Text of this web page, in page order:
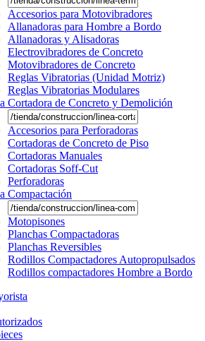
Accesorios para Motovibradores
Allanadoras para Hombre a Bordo
Allanadoras y Alisadoras
Electrovibradores de Concreto
Motovibradores de Concreto
Reglas Vibratorias (Unidad Motriz)
Reglas Vibratorias Modulares
Cortadora de Concreto y Demolición
Accesorios para Perforadoras
Cortadoras de Concreto de Piso
Cortadoras Manuales
Cortadoras Soff-Cut
Perforadoras
Compactación
Motopisones
Planchas Compactadoras
Planchas Reversibles
Rodillos Compactadores Autopropulsados
Rodillos compactadores Hombre a Bordo